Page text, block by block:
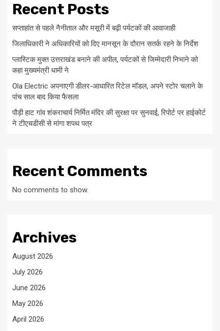
Recent Posts
सप्ताहांत से पहले नैनीताल और मसूरी में बढ़ी पर्यटकों की आवाजाही
जिलाधिकारी ने अधिकारियों को दिए मानसून के दौरान सतर्क रहने के निर्देश
प्लास्टिक मुक्त उत्तराखंड बनाने की अपील, पर्यटकों से जिम्मेदारी निभाने को
कहा मुख्यमंत्री धामी ने
Ola Electric अपनाएगी डीलर-आधारित रिटेल मॉडल, अपने स्टोर चलाने के
पांच साल बाद किया फैसला
पौड़ी हाट गांव शंकराचार्य निर्मित मंदिर की सुरक्षा पर सुनवाई, रिपोर्ट पर हाईकोर्ट
ने टीएचडीसी से मांगा शपथ पत्र
Recent Comments
No comments to show.
Archives
August 2026
July 2026
June 2026
May 2026
April 2026